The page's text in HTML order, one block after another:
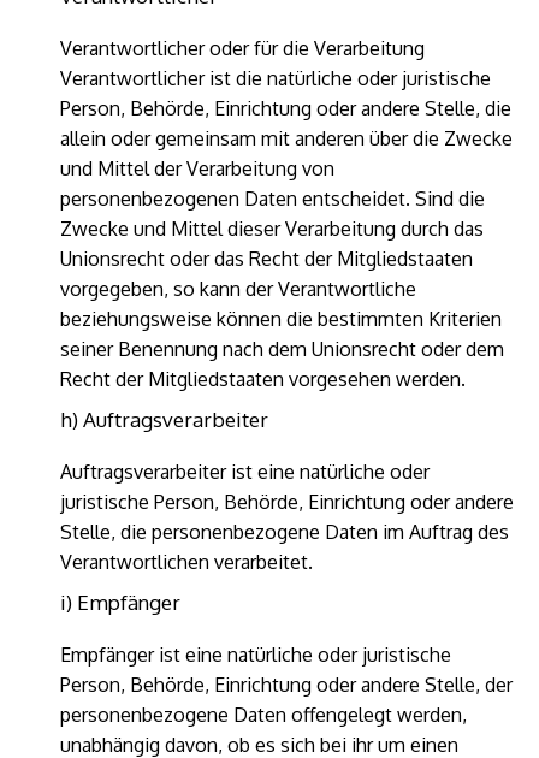
Verantwortlicher oder für die Verarbeitung
Verantwortlicher ist die natürliche oder juristische
Person, Behörde, Einrichtung oder andere Stelle, die
allein oder gemeinsam mit anderen über die Zwecke
und Mittel der Verarbeitung von
personenbezogenen Daten entscheidet. Sind die
Zwecke und Mittel dieser Verarbeitung durch das
Unionsrecht oder das Recht der Mitgliedstaaten
vorgegeben, so kann der Verantwortliche
beziehungsweise können die bestimmten Kriterien
seiner Benennung nach dem Unionsrecht oder dem
Recht der Mitgliedstaaten vorgesehen werden.
h) Auftragsverarbeiter
Auftragsverarbeiter ist eine natürliche oder
juristische Person, Behörde, Einrichtung oder andere
Stelle, die personenbezogene Daten im Auftrag des
Verantwortlichen verarbeitet.
i) Empfänger
Empfänger ist eine natürliche oder juristische
Person, Behörde, Einrichtung oder andere Stelle, der
personenbezogene Daten offengelegt werden,
unabhängig davon, ob es sich bei ihr um einen